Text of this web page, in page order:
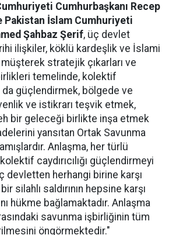
Cumhurbaşkanı Recep
Pakistan İslam Cumhuriyeti
Şahbaz Şerif, üç devlet
ilişkiler, köklü kardeşlik ve İslami
müşterek stratejik çıkarları ve
temelinde, kolektif
güçlendirmek, bölgede ve
ve istikrarı teşvik etmek,
bir geleceği birlikte inşa etmek
yansıtan Ortak Savunma
Anlaşma, her türlü
caydırıcılığı güçlendirmeyi
devletten herhangi birine karşı
silahlı saldırının hepsine karşı
hükme bağlamaktadır. Anlaşma
savunma işbirliğinin tüm
öngörmektedir."